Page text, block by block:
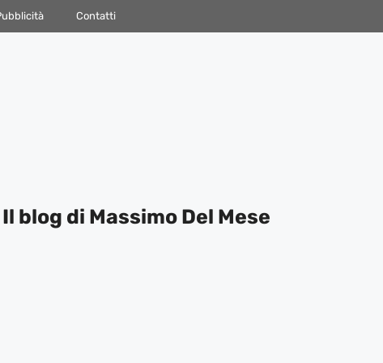
Contatti
blog di Massimo Del Mese